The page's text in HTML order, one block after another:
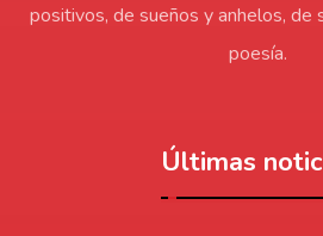
positivos, de sueños y anhelos, de
poesía.
Últimas